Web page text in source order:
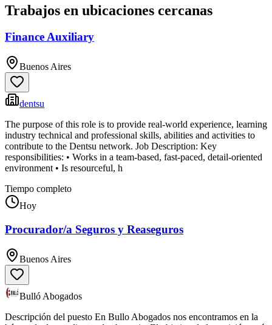
Trabajos en ubicaciones cercanas
Finance Auxiliary
Buenos Aires
dentsu
The purpose of this role is to provide real-world experience, learning
industry technical and professional skills, abilities and activities to
contribute to the Dentsu network. Job Description: Key
responsibilities: • Works in a team-based, fast-paced, detail-oriented
environment • Is resourceful, h
Tiempo completo
Hoy
Procurador/a Seguros y Reaseguros
Buenos Aires
Bulló Abogados
Descripción del puesto En Bullo Abogados nos encontramos en la